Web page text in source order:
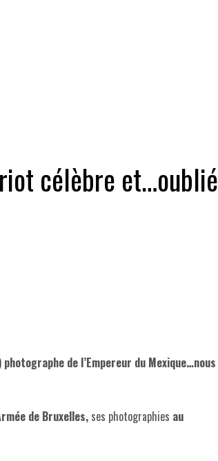
célèbre et…oublié
de l’Empereur du Mexique…nous
de Bruxelles, ses photographies au